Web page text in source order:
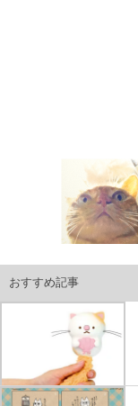
おすすめ記事